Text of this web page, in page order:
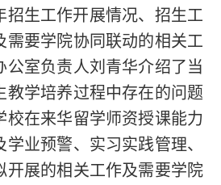
招生工作开展情况、招生工
需要学院协同联动的相关工
公室负责人刘青华介绍了当
教学培养过程中存在的问题
校在来华留学师资授课能力
业预警、实习实践管理、
开展的相关工作及需要学院